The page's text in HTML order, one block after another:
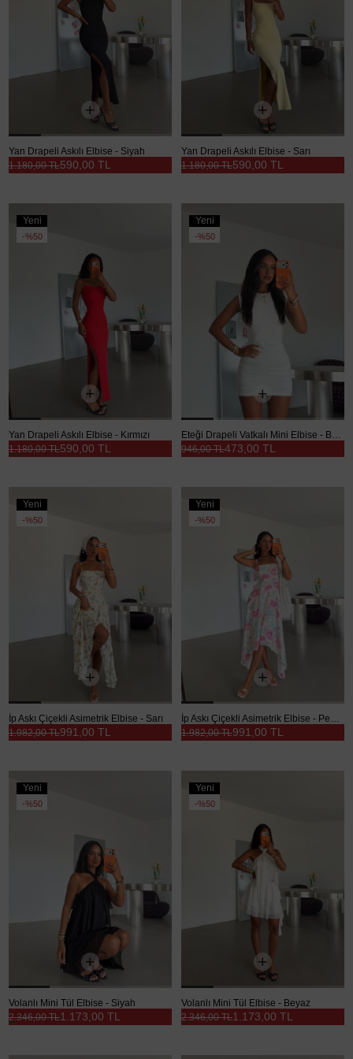
Yan Drapeli Askılı Elbise - Siyah
590,00 TL
1.180,00 TL
Yan Drapeli Askılı Elbise - Sarı
590,00 TL
1.180,00 TL
Yeni
Ürün
%50
Yan Drapeli Askılı Elbise - Kırmızı
590,00 TL
1.180,00 TL
Yeni
Ürün
%50
Eteği Drapeli Vatkalı Mini Elbise - Beyaz
473,00 TL
946,00 TL
Yeni
Ürün
%50
İp Askı Çiçekli Asimetrik Elbise - Sarı
991,00 TL
1.982,00 TL
Yeni
Ürün
%50
İp Askı Çiçekli Asimetrik Elbise - Pembe
991,00 TL
1.982,00 TL
Yeni
Ürün
%50
Volanlı Mini Tül Elbise - Siyah
1.173,00 TL
2.346,00 TL
Yeni
Ürün
%50
Volanlı Mini Tül Elbise - Beyaz
1.173,00 TL
2.346,00 TL